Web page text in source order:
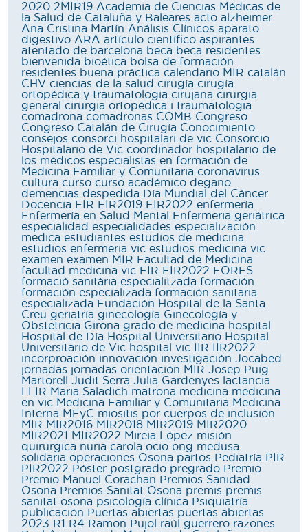
2020 2MIR19 Academia de Ciencias Médicas de
la Salud de Cataluña y Baleares acto alzheimer
Ana Cristina Martín Análisis Clínicos aparato
digestivo ARA artículo científico aspirantes
atentado de barcelona beca beca residentes
bienvenida bioética bolsa de formación
residentes buena práctica calendario MIR catalán
CHV ciencias de la salud cirugía cirugía
ortopédica y traumatologia cirujana cirurgia
general
cirurgia ortopédica i traumatologia
comadrona comadronas COMB Congreso
Congreso Catalán de Cirugía Conocimiento
consejos consorci hospitalari de vic Consorcio
Hospitalario de Vic coordinador hospitalario de
los médicos especialistas en formación de
Medicina Familiar y Comunitaria coronavirus
cultura curso curso académico degano
demencias despedida Día Mundial del Cáncer
Docencia EIR EIR2019 EIR2022 enfermería
Enfermería en Salud Mental
Enfermeria geriátrica
especialidad especialidades especialización
medica estudiantes estudios de medicina
estudios enfermeria vic estudios medicina vic
examen examen MIR Facultad de Medicina
facultad medicina vic FIR FIR2022 FORES
formació sanitària especialitzada formación
formación especializada formación sanitaria
especializada Fundación Hospital de la Santa
Creu geriatría ginecología Ginecología y
Obstetricia Girona grado de medicina hospital
Hospital de Día Hospital Universitario Hospital
Universitario de Vic hospital vic IIR
IIR2022
incorproación innovación investigación Jocabed
jornadas jornadas orientación MIR Josep Puig
Martorell
Judit Serra Julia Gardenyes
lactancia
LLIR Maria Saladich matrona medicina medicina
en vic Medicina Familiar y Comunitaria Medicina
Interna MFyC miositis por cuerpos de inclusión
MIR MIR2016 MIR2018 MIR2019 MIR2020
MIR2021
MIR2022 Mireia López misión
quirurgica nuria carola ocio ong medusa
solidaria operaciones Osona partos Pediatría PIR
PIR2022 Póster postgrado pregrado Premio
Premio Manuel Corachan Premios Sanidad
Osona Premios Sanitat Osona premis premis
sanitat osona psicología clínica Psiquiatría
publicación Puertas abiertas puertas abiertas
2023 R1 R4 Ramon Pujol raúl guerrero razones